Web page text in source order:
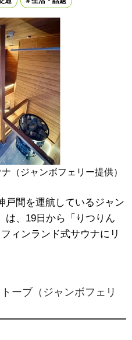
（ジャンボフェリー提供）
間を運航しているジャン
は、19日から「りつりん
ィンランド式サウナにリ
ーブ（ジャンボフェリ